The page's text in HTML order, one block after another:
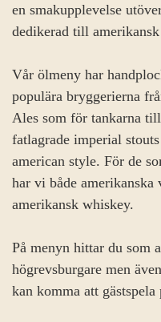
en smakupplevelse
dedikerad till
Vår ölmeny har
populära bryggerierna
Ales som för tankarna
fatlagrade imperial
american style. För de
har vi både
amerikansk whiskey.
På menyn hittar du som
högrevsburgare men
kan komma att